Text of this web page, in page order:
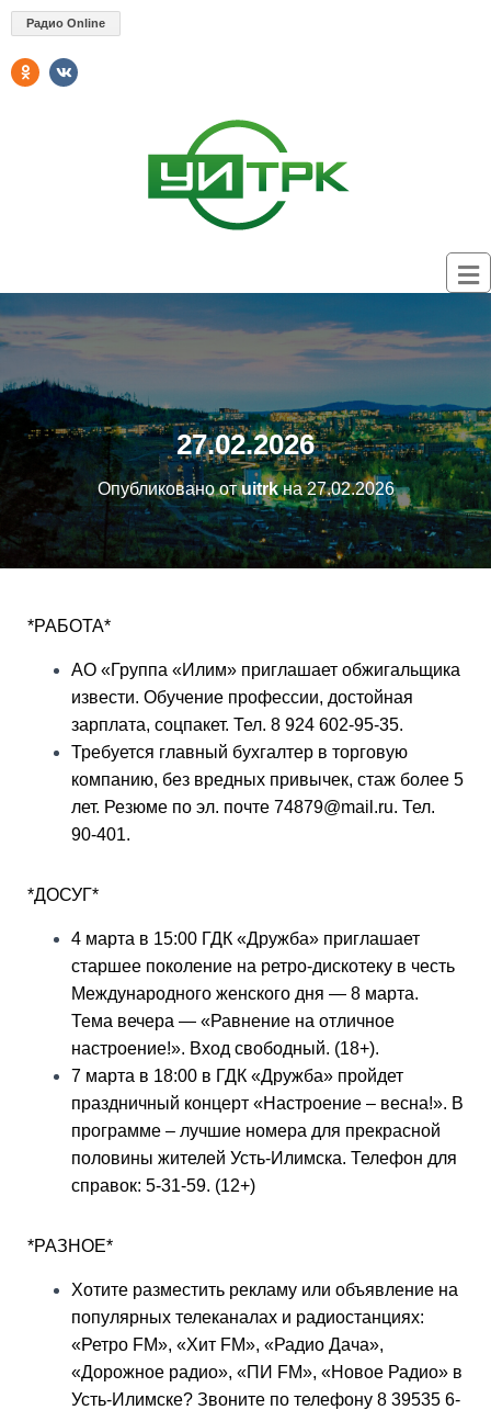
Радио Online
27.02.2026
Опубликовано отuitrkна27.02.2026
*РАБОТА*
АО «Группа «Илим» приглашает обжигальщика
извести. Обучение профессии, достойная
зарплата, соцпакет. Тел. 8 924 602-95-35.
Требуется главный бухгалтер в торговую
компанию, без вредных привычек, стаж более 5
лет. Резюме по эл. почте 74879@mail.ru. Тел.
90-401.
*ДОСУГ*
4 марта в 15:00 ГДК «Дружба» приглашает
старшее поколение на ретро-дискотеку в честь
Международного женского дня — 8 марта.
Тема вечера — «Равнение на отличное
настроение!». Вход свободный. (18+).
7 марта в 18:00 в ГДК «Дружба» пройдет
праздничный концерт «Настроение – весна!». В
программе – лучшие номера для прекрасной
половины жителей Усть-Илимска. Телефон для
справок: 5-31-59. (12+)
*РАЗНОЕ*
Хотите разместить рекламу или объявление на
популярных телеканалах и радиостанциях:
«Ретро FM», «Хит FM», «Радио Дача»,
«Дорожное радио», «ПИ FM», «Новое Радио» в
Усть-Илимске? Звоните по телефону 8 39535 6-